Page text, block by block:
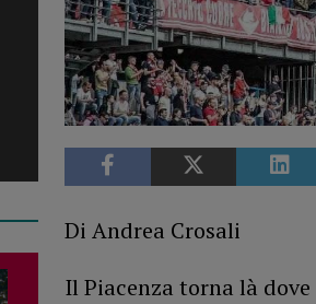
Di Andrea Crosali
Il Piacenza torna là